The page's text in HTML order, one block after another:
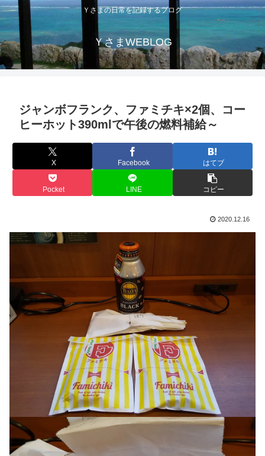
Ｙさまの日常を記録するブログ
ＹさまWEBLOG
ジャンボフランク、ファミチキ×2個、コー
ヒーホット390mlで午後の燃料補給～
X Facebook はてブ
Pocket LINE コピー
2020.12.16